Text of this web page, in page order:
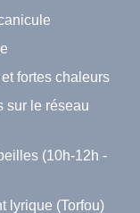
fortes chaleurs
sur le réseau
(10h-12h -
lyrique (Torfou)